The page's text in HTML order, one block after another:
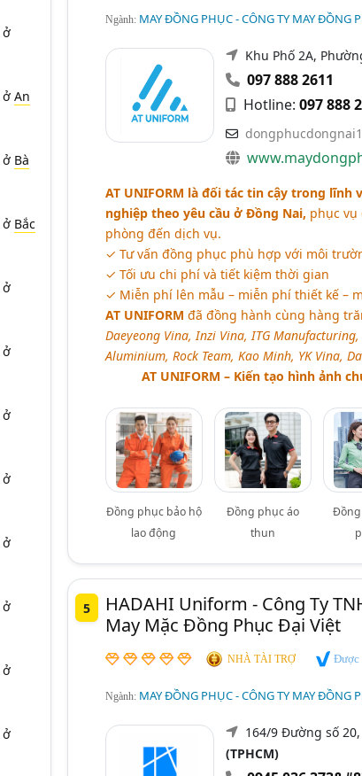
ở
ở An
ở Bà
ở Bắc
ở
ở
ở
ở
ở
ở
ở
ở
Ngành: MAY ĐỒNG PHỤC - CÔNG TY MAY ĐỒNG
Khu Phố 2A,
097 888 2611
Hotline: 097 888
AT UNIFORM là đối tác tin cậy trong
nghiệp theo yêu cầu ở Đồng Nai, phục vụ
phòng đến dịch vụ.
✓ Tư vấn đồng phục phù hợp với môi
✓ Tối ưu chi phí và tiết kiệm thời gian
✓ Miễn phí lên mẫu – miễn phí thiết kế –
AT UNIFORM đã đồng hành cùng hàng
Daeyeong Vina, Inzi Vina, ITG
Aluminium, Rock Team, Kao Minh, YK Vina,
AT UNIFORM – Kiến tạo hình ảnh
Đồng phục bảo hộ
lao động
Đồng phục áo
thun
Đồng
5
HADAHI Uniform - Công Ty
May Mặc Đồng Phục Đại Việt
NHÀ TÀI TRỢ Được
Ngành: MAY ĐỒNG PHỤC - CÔNG TY MAY ĐỒNG
164/9 Đường số
(TPHCM)